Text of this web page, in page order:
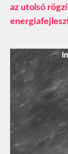
az utolsó